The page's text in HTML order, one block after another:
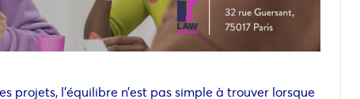
projets, l’équilibre n’est pas simple à trouver lorsque